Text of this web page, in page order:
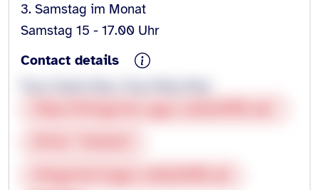
3. Samstag im Monat
Samstag 15 - 17.00 Uhr
Contact details